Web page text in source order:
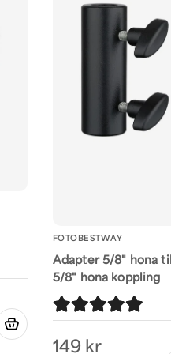
FOTOBESTWAY
Adapter 5/8" hona till
5/8" hona koppling
149 kr